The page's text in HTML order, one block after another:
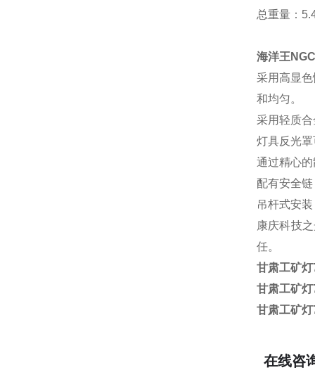
总重量：
海洋王
采用高显
和均匀。
采用轻质
灯具反光
通过精心
配有安全
吊杆式安
康庆科技
任。
甘肃工矿
甘肃工矿
甘肃工矿
在线咨